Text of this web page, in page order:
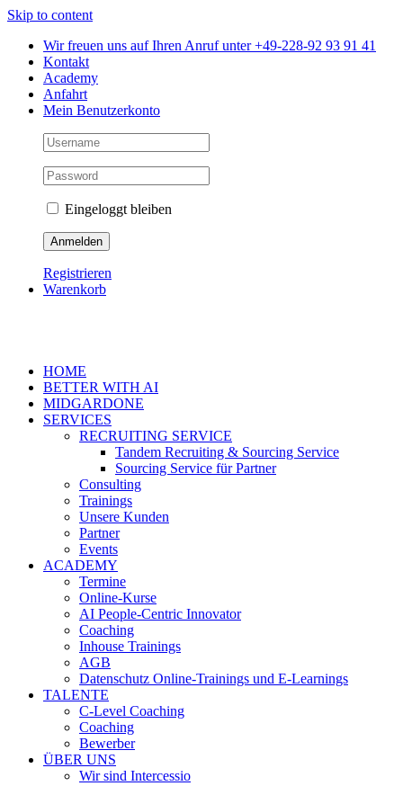
Skip to content
Wir freuen uns auf Ihren Anruf unter +49-228-92 93 91 41
Kontakt
Academy
Anfahrt
Mein Benutzerkonto
Eingeloggt bleiben
Registrieren
Warenkorb
HOME
BETTER WITH AI
MIDGARDONE
SERVICES
RECRUITING SERVICE
Tandem Recruiting & Sourcing Service
Sourcing Service für Partner
Consulting
Trainings
Unsere Kunden
Partner
Events
ACADEMY
Termine
Online-Kurse
AI People-Centric Innovator
Coaching
Inhouse Trainings
AGB
Datenschutz Online-Trainings und E-Learnings
TALENTE
C-Level Coaching
Coaching
Bewerber
ÜBER UNS
Wir sind Intercessio